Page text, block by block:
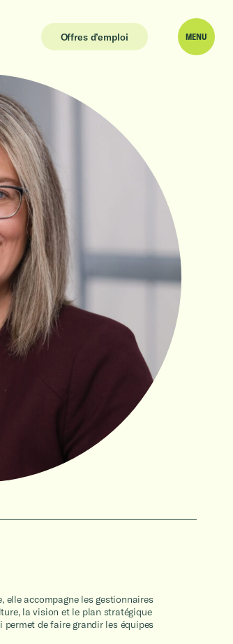
Offres d’emploi MENU
elle accompagne les gestionnaires
la vision et le plan stratégique
de faire grandir les équipes